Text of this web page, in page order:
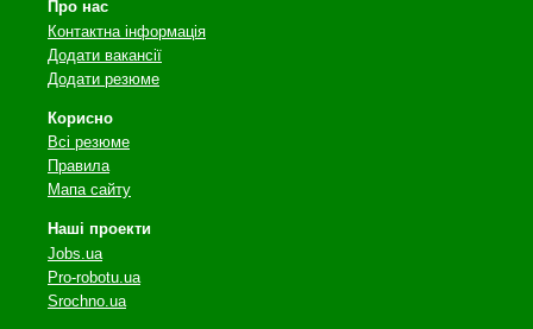
Про нас
Контактна інформація
Додати вакансії
Додати резюме
Корисно
Всі резюме
Правила
Мапа сайту
Наші проекти
Jobs.ua
Pro-robotu.ua
Srochno.ua